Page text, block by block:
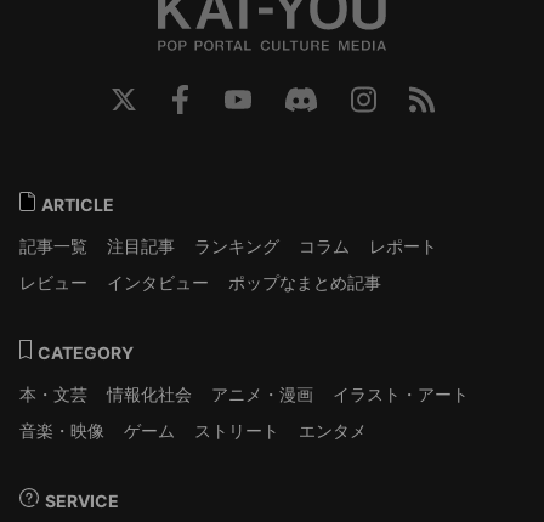
ARTICLE
記事一覧
注目記事 ランキング コラム
レポート
レビュー
インタビュー ポップなまとめ記事
CATEGORY
本・文芸
情報化社会 アニメ・漫画
イラスト・アート
音楽・映像
ゲーム ストリート エンタメ
SERVICE